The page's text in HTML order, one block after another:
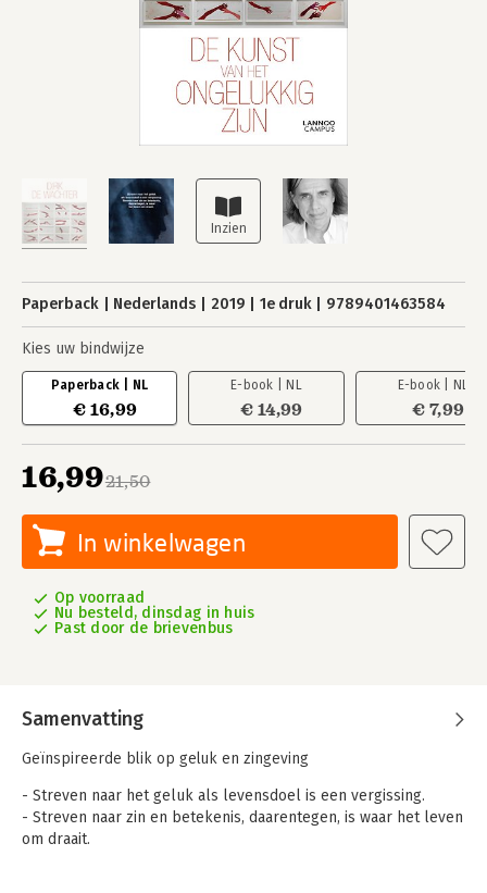
Paperback Nederlands 2019 1e druk 9789401463584
Kies uw bindwijze
Paperback | NL
€ 16,99
E-book | NL
€ 14,99
E-book | NL
€ 7,99
21,50
16,99
In winkelwagen
Op voorraad
Nu besteld, dinsdag in huis
Past door de brievenbus
Samenvatting
Geïnspireerde blik op geluk en zingeving
- Streven naar het geluk als levensdoel is een vergissing.
- Streven naar zin en betekenis, daarentegen, is waar het leven
om draait.